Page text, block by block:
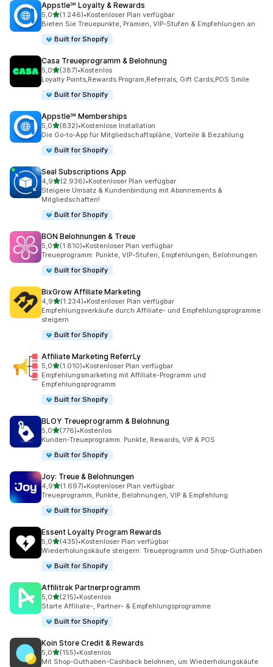
Appstle℠ Loyalty & Rewards
5,0von 5 Sternen
(1.246)
1246 Rezensionen insgesamt
•Kostenloser Plan verfügbar
Bieten Sie Treuepunkte, Prämien, VIP-Stufen & Empfehlungen an
Built for Shopify
Casa Treueprogramm & Belohnung
5,0von 5 Sternen
(387)
387 Rezensionen insgesamt
•Kostenlos
Loyalty Points,Rewards Program,Referrals, Gift Cards,POS Smile
Built for Shopify
Appstle℠ Memberships
5,0von 5 Sternen
(832)
832 Rezensionen insgesamt
•Kostenlose Installation
Die Go-to-App für Mitgliedschaftspläne, Vorteile & Bezahlung
Built for Shopify
Seal Subscriptions App
4,9von 5 Sternen
(2.936)
2936 Rezensionen insgesamt
•Kostenloser Plan verfügbar
Steigere Umsatz & Kundenbindung mit Abonnements &
Mitgliedschaften!
Built for Shopify
BON Belohnungen & Treue
5,0von 5 Sternen
(1.810)
1810 Rezensionen insgesamt
•Kostenloser Plan verfügbar
Treueprogramm: Punkte, VIP-Stufen, Empfehlungen, Belohnungen
Built for Shopify
BixGrow Affiliate Marketing
4,9von 5 Sternen
(1.234)
1234 Rezensionen insgesamt
•Kostenloser Plan verfügbar
Empfehlungsverkäufe durch Affiliate- und Empfehlungsprogramme
steigern
Built for Shopify
Affiliate Marketing ReferrLy
5,0von 5 Sternen
(1.010)
1010 Rezensionen insgesamt
•Kostenloser Plan verfügbar
Empfehlungsmarketing mit Affiliate-Programm und
Empfehlungsprogramm
Built for Shopify
BLOY Treueprogramm & Belohnung
5,0von 5 Sternen
(776)
776 Rezensionen insgesamt
•Kostenlos
Kunden-Treueprogramm: Punkte, Rewards, VIP & POS
Built for Shopify
Joy: Treue & Belohnungen
4,9von 5 Sternen
(1.697)
1697 Rezensionen insgesamt
•Kostenloser Plan verfügbar
Treueprogramm, Punkte, Belohnungen, VIP & Empfehlung
Built for Shopify
Essent Loyalty Program Rewards
5,0von 5 Sternen
(435)
435 Rezensionen insgesamt
•Kostenloser Plan verfügbar
Wiederholungskäufe steigern: Treueprogramm und Shop-Guthaben
Built for Shopify
Affilitrak Partnerprogramm
5,0von 5 Sternen
(215)
215 Rezensionen insgesamt
•Kostenlos
Starte Affiliate-, Partner- & Empfehlungsprogramme
Built for Shopify
Koin Store Credit & Rewards
5,0von 5 Sternen
(155)
155 Rezensionen insgesamt
•Kostenlos
Mit Shop-Guthaben-Cashback belohnen, um Wiederholungskäufe